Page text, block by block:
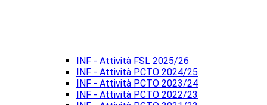
INF - Attività FSL 2025/26
INF - Attività PCTO 2024/25
INF - Attività PCTO 2023/24
INF - Attività PCTO 2022/23